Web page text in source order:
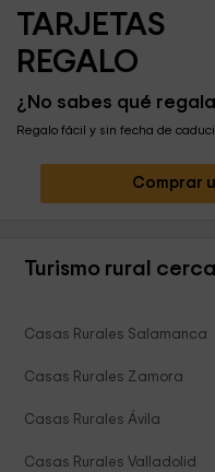
TARJETAS
REGALO
¿No sabes qué
Regalo fácil y sin fecha de
Comprar
Turismo rural
Casas Rurales Salamanca
Casas Rurales Zamora
Casas Rurales Ávila
Casas Rurales Valladolid